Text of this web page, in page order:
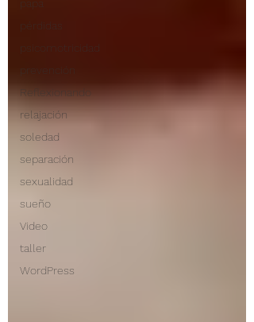
pérdidas
psicomotricidad
prevención
Reflexionando
relajación
soledad
separación
sexualidad
sueño
Video
taller
WordPress